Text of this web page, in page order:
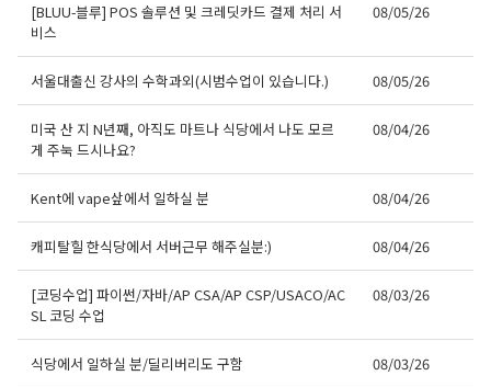
[BLUU-블루] POS 솔루션 및 크레딧카드 결제 처리 서
비스
08/05/26
서울대출신 강사의 수학과외(시범수업이 있습니다.) 08/05/26
미국 산 지 N년째, 아직도 마트나 식당에서 나도 모르
게 주눅 드시나요?
08/04/26
Kent에 vape샆에서 일하실 분 08/04/26
캐피탈힐 한식당에서 서버근무 해주실분:) 08/04/26
[코딩수업] 파이썬/자바/AP CSA/AP CSP/USACO/AC
SL 코딩 수업
08/03/26
식당에서 일하실 분/딜리버리도 구함 08/03/26